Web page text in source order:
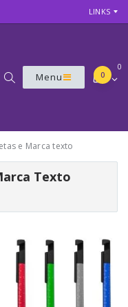
LINKS
Menu
0
0
e Marca texto
Texto